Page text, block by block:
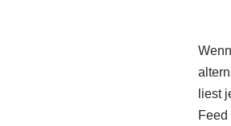
liest